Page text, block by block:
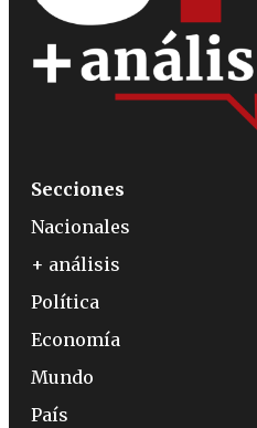
Secciones
Nacionales
+ análisis
Política
Economía
Mundo
País